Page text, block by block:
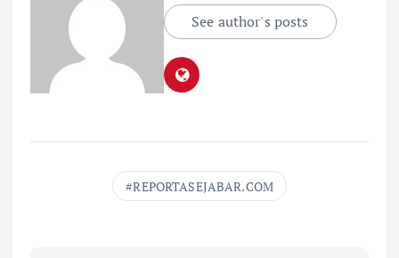
See author's posts
REPORTASEJABAR.COM